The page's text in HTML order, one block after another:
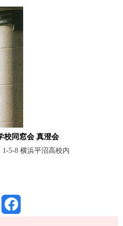
校同窓会 真澄会
1-5-8 横浜平沼高校内